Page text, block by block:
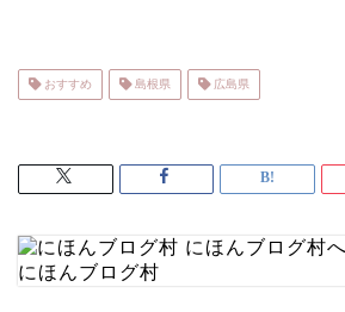
おすすめ 島根県 広島県
にほんブログ村